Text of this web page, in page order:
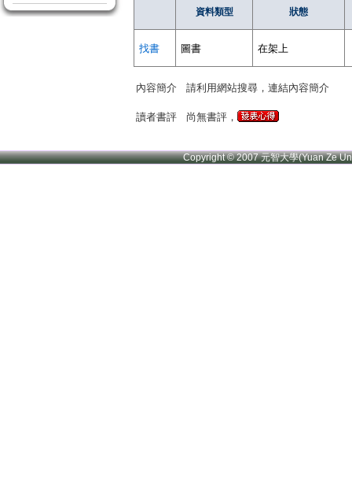
資料類型 狀態
找書 圖書 在架上
內容簡介 請利用網站搜尋，連結內容簡介
讀者書評 尚無書評，
Copyright © 2007 元智大學(Yuan Ze